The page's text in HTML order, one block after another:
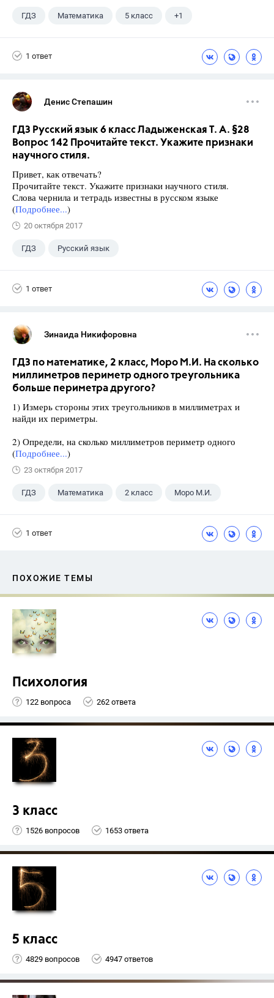
ГДЗ Математика 5 класс +1
1 ответ
Денис Степашин
ГДЗ Русский язык 6 класс Ладыженская Т. А. §28
Вопрос 142 Прочитайте текст. Укажите признаки
научного стиля.
Привет, как отвечать?
Прочитайте текст. Укажите признаки научного стиля.
Слова чернила и тетрадь известны в русском языке
(Подробнее...)
20 октября 2017
ГДЗ Русский язык
1 ответ
Зинаида Никифоровна
ГДЗ по математике, 2 класс, Моро М.И. На сколько
миллиметров периметр одного треугольника
больше периметра другого?
1) Измерь стороны этих треугольников в миллиметрах и
найди их периметры.
2) Определи, на сколько миллиметров периметр одного
(Подробнее...)
23 октября 2017
ГДЗ Математика 2 класс Моро М.И.
1 ответ
ПОХОЖИЕ ТЕМЫ
Психология
122 вопроса 262 ответа
3 класс
1526 вопросов 1653 ответа
5 класс
4829 вопросов 4947 ответов